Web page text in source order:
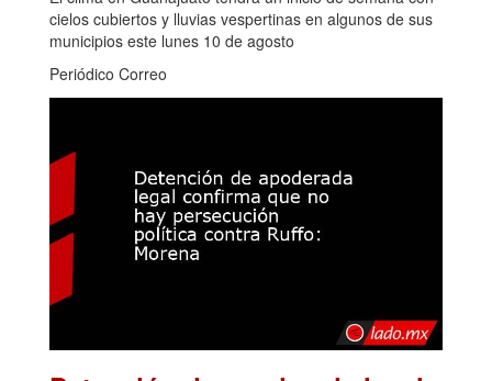
cielos cubiertos y lluvias vespertinas en algunos de sus
municipios este lunes 10 de agosto
Periódico Correo